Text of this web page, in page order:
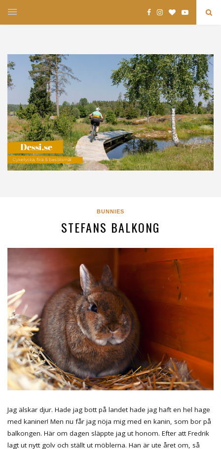
BUNNIES
STEFANS BALKONG
Jag älskar djur. Hade jag bott på landet hade jag haft en hel hage
med kaniner! Men nu får jag nöja mig med en kanin, som bor på
balkongen. Här om dagen släppte jag ut honom. Efter att Fredrik
lagt ut nytt golv och ställt ut möblerna. Han är ute året om, så